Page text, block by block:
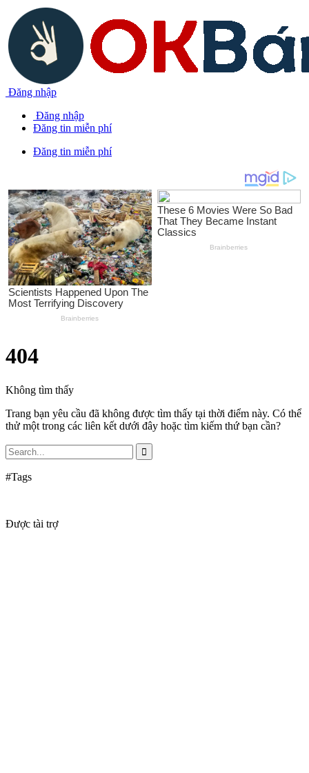
Đăng nhập
Đăng nhập
Đăng tin miễn phí
Đăng tin miễn phí
404
Không tìm thấy
Trang bạn yêu cầu đã không được tìm thấy tại thời điểm này. Có thể
thử một trong các liên kết dưới đây hoặc tìm kiếm thứ bạn cần?
#Tags
Được tài trợ